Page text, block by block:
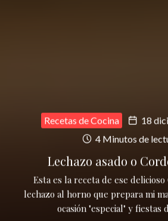
Recetas de Cocina
18
4 Minutos de
Lechazo asado o
Esta es la receta de ese
lechazo al horno que prepara mi
ocasión "especial" y fiestas